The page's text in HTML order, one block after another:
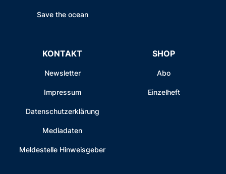
Save the ocean
KONTAKT
Newsletter
Impressum
Datenschutzerklärung
Mediadaten
Meldestelle Hinweisgeber
SHOP
Abo
Einzelheft